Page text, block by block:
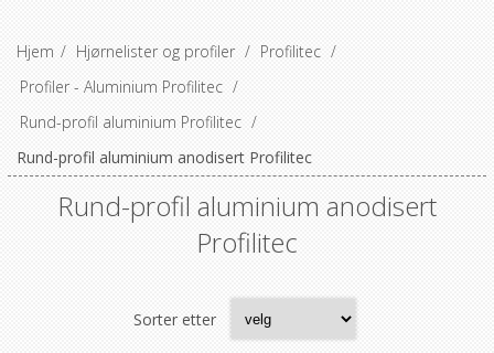
Hjem / Hjørnelister og profiler / Profilitec /
Profiler - Aluminium Profilitec /
Rund-profil aluminium Profilitec /
Rund-profil aluminium anodisert Profilitec
Rund-profil aluminium anodisert
Profilitec
Sorter etter